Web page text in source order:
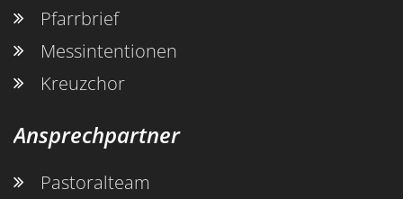
Pfarrbrief
Messintentionen
Kreuzchor
Ansprechpartner
Pastoralteam